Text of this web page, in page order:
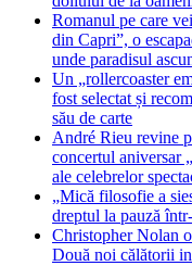
Romanul pe care
din Capri”, o
unde paradisul
Un „rollercoaster
fost selectat și
său de carte
André Rieu revine
concertul aniversar
ale celebrelor
„Mică filosofie a
dreptul la pauză
Christopher Nolan
Două noi călătorii